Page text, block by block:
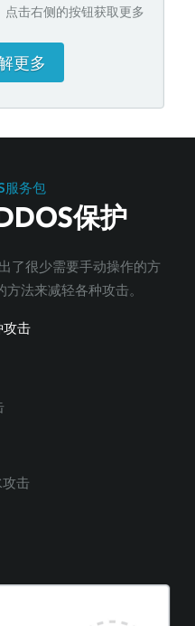
点击右侧的按钮获取更多
更多
服务包
保护
了很少需要手动操作的方
法来减轻各种攻击。
攻击
攻击